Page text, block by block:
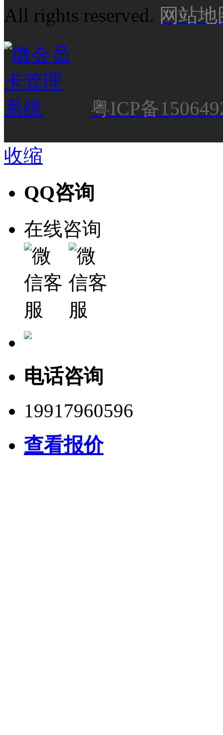
All rights reserved. 网站地
粤ICP备
收缩
QQ咨询
在线咨询
电话咨询
19917960596
查看报价